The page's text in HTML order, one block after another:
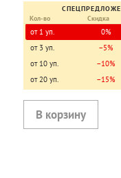
Кол-во
Скидка
от 1 уп. 0%
от 3 уп.
−5%
от 10 уп.
−10%
от 20 уп.
−15%